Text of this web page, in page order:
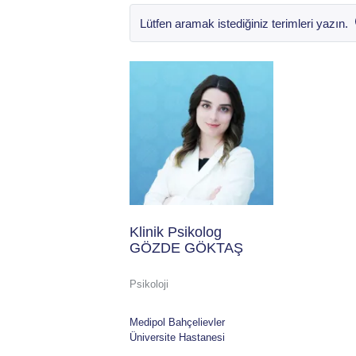
Klinik Psikolog
GÖZDE GÖKTAŞ
Psikoloji
Medipol Bahçelievler
Üniversite Hastanesi